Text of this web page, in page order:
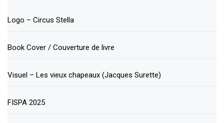
Logo – Circus Stella
Book Cover / Couverture de livre
Visuel – Les vieux chapeaux (Jacques Surette)
FISPA 2025